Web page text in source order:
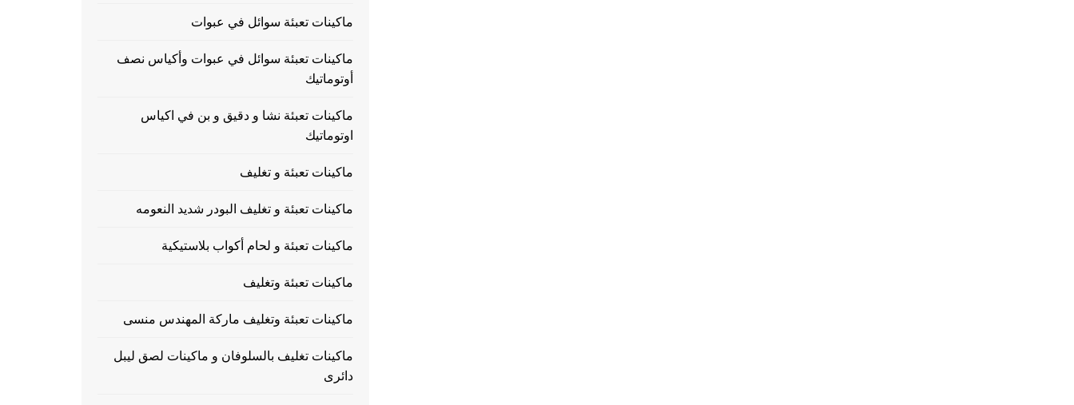
ماكينات تعبئة سوائل في عبوات
ماكينات تعبئة سوائل في عبوات وأكياس نصف
أوتوماتيك
ماكينات تعبئة نشا و دقيق و بن في اكياس
اوتوماتيك
ماكينات تعبئة و تغليف
ماكينات تعبئة و تغليف البودر شديد النعومه
ماكينات تعبئة و لحام أكواب بلاستيكية
ماكينات تعبئة وتغليف
ماكينات تعبئة وتغليف ماركة المهندس منسى
ماكينات تغليف بالسلوفان و ماكينات لصق ليبل
دائرى